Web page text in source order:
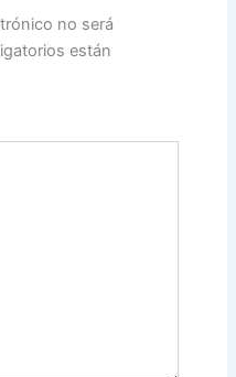
no será
están